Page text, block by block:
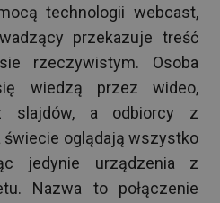
technologii webcast,
przekazuje treść
rzeczywistym. Osoba
wiedzą przez wideo,
slajdów, a odbiorcy z
oglądają wszystko
jedynie urządzenia z
Nazwa to połączenie